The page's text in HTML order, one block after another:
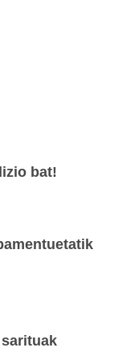
bat!